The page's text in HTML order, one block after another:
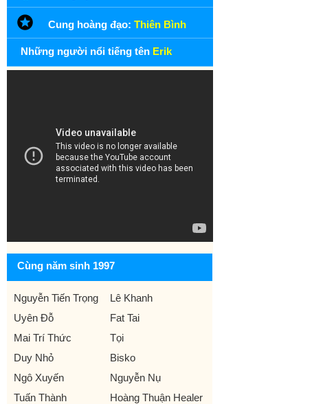
Cung hoàng đạo: Thiên Bình
Những người nổi tiếng tên Erik
Cùng năm sinh 1997
Nguyễn Tiến Trọng
Lê Khanh
Uyên Đỗ
Fat Tai
Mai Trí Thức
Tọi
Duy Nhỏ
Bisko
Ngô Xuyến
Nguyễn Nụ
Tuấn Thành
Hoàng Thuận Healer